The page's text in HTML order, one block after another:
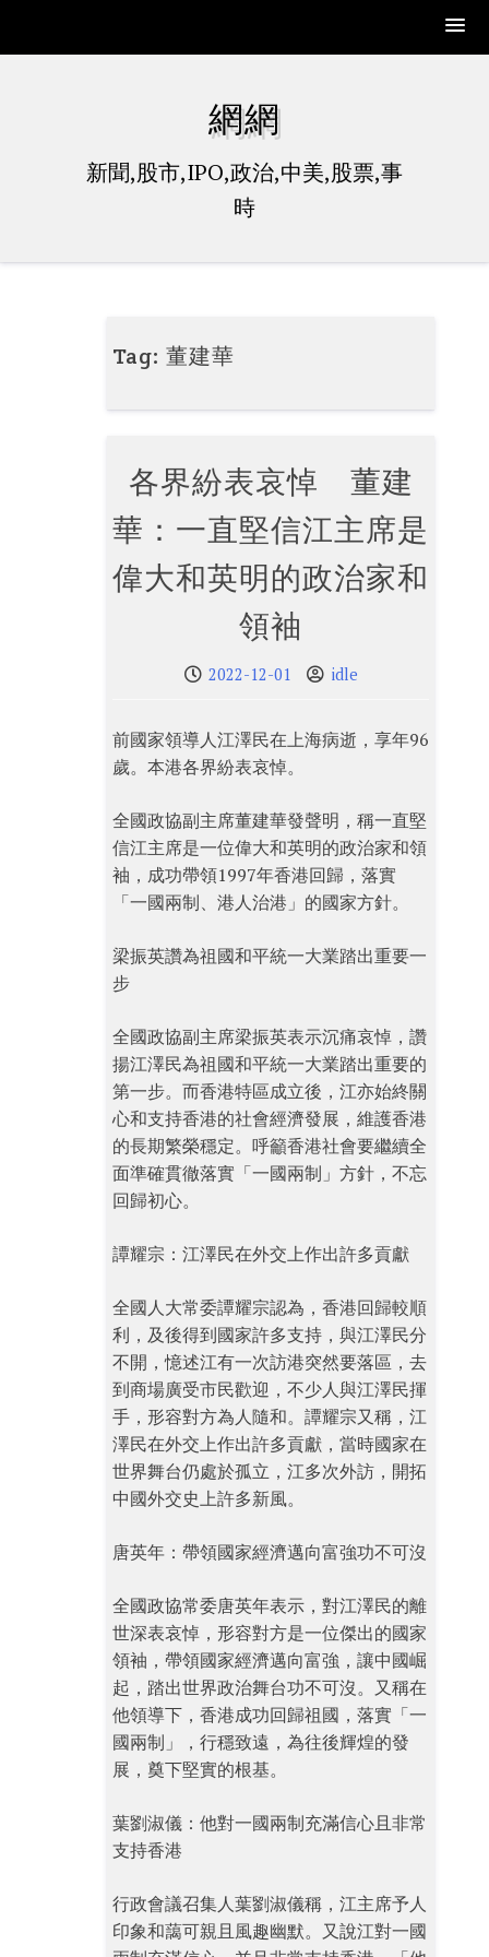
網網
新聞,股市,IPO,政治,中美,股票,事
時
Tag:董建華
各界紛表哀悼 董建
華：一直堅信江主席是
偉大和英明的政治家和
領袖
2022-12-01 idle
前國家領導人江澤民在上海病逝，享年96
歲。本港各界紛表哀悼。
全國政協副主席董建華發聲明，稱一直堅
信江主席是一位偉大和英明的政治家和領
袖，成功帶領1997年香港回歸，落實
「一國兩制、港人治港」的國家方針。
梁振英讚為祖國和平統一大業踏出重要一
步
全國政協副主席梁振英表示沉痛哀悼，讚
揚江澤民為祖國和平統一大業踏出重要的
第一步。而香港特區成立後，江亦始終關
心和支持香港的社會經濟發展，維護香港
的長期繁榮穩定。呼籲香港社會要繼續全
面準確貫徹落實「一國兩制」方針，不忘
回歸初心。
譚耀宗：江澤民在外交上作出許多貢獻
全國人大常委譚耀宗認為，香港回歸較順
利，及後得到國家許多支持，與江澤民分
不開，憶述江有一次訪港突然要落區，去
到商場廣受市民歡迎，不少人與江澤民揮
手，形容對方為人隨和。譚耀宗又稱，江
澤民在外交上作出許多貢獻，當時國家在
世界舞台仍處於孤立，江多次外訪，開拓
中國外交史上許多新風。
唐英年：帶領國家經濟邁向富強功不可沒
全國政協常委唐英年表示，對江澤民的離
世深表哀悼，形容對方是一位傑出的國家
領袖，帶領國家經濟邁向富強，讓中國崛
起，踏出世界政治舞台功不可沒。又稱在
他領導下，香港成功回歸祖國，落實「一
國兩制」，行穩致遠，為往後輝煌的發
展，奠下堅實的根基。
葉劉淑儀：他對一國兩制充滿信心且非常
支持香港
行政會議召集人葉劉淑儀稱，江主席予人
印象和藹可親且風趣幽默。又說江對一國